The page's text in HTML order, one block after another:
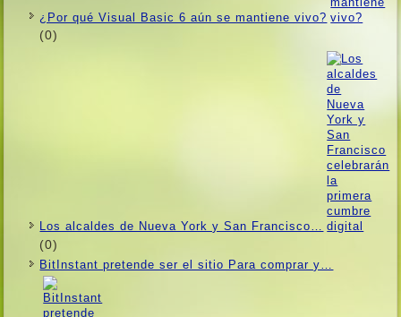
¿Por qué Visual Basic 6 aún se mantiene vivo?
(0)
Los alcaldes de Nueva York y San Francisco…
(0)
BitInstant pretende ser el sitio Para comprar y…